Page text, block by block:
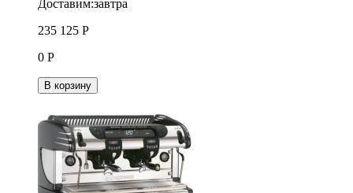
Доставим:завтра
235 125 Р
0 Р
В корзину